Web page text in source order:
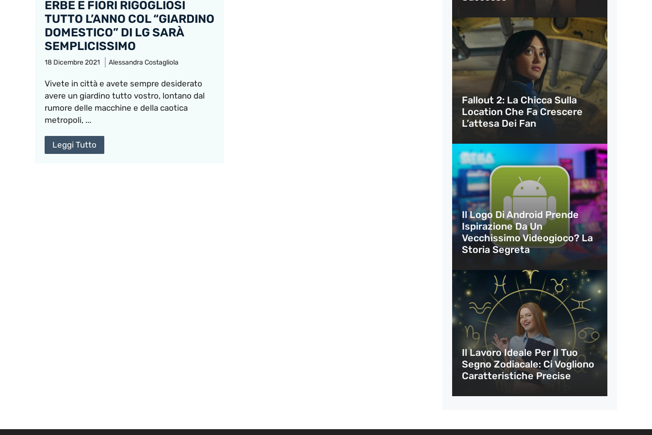
ERBE E FIORI RIGOGLIOSI
TUTTO L’ANNO COL “GIARDINO
DOMESTICO” DI LG SARÀ
SEMPLICISSIMO
18 Dicembre 2021 Alessandra Costagliola
Vivete in città e avete sempre desiderato
avere un giardino tutto vostro, lontano dal
rumore delle macchine e della caotica
metropoli, ...
Leggi Tutto
Fallout 2: La Chicca Sulla
Location Che Fa Crescere
L’attesa Dei Fan
Il Logo Di Android Prende
Ispirazione Da Un
Vecchissimo Videogioco? La
Storia Segreta
Il Lavoro Ideale Per Il Tuo
Segno Zodiacale: Ci Vogliono
Caratteristiche Precise